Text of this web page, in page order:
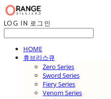
LOG IN 로그인
HOME
휴브리스큐
Zero Series
Sword Series
Fiery Series
Venom Series